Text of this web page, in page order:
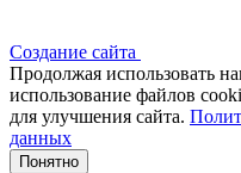
Создание сайта
Продолжая использовать
использование файлов
для улучшения сайта.
данных
Понятно